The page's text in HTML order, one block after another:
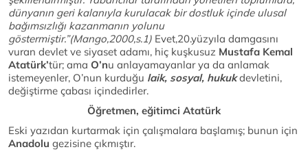
dünyanın geri kalanıyla kurulacak bir dostluk içinde ulusal
bağımsızlığı kazanmanın yolunu
göstermiştir.”(Mango,2000,s.1) Evet,20.yüzyıla damgasını
vuran devlet ve siyaset adamı, hiç kuşkusuz Mustafa Kemal
Atatürk’tür; ama O’nu anlayamayanlar ya da anlamak
istemeyenler, O’nun kurduğu laik, sosyal, hukukdevletini,
değiştirme çabası içindedirler.
Öğretmen, eğitimci Atatürk
Eski yazıdan kurtarmak için çalışmalara başlamış; bunun için
Anadolu gezisine çıkmıştır.